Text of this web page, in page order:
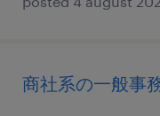
商社系の一般事